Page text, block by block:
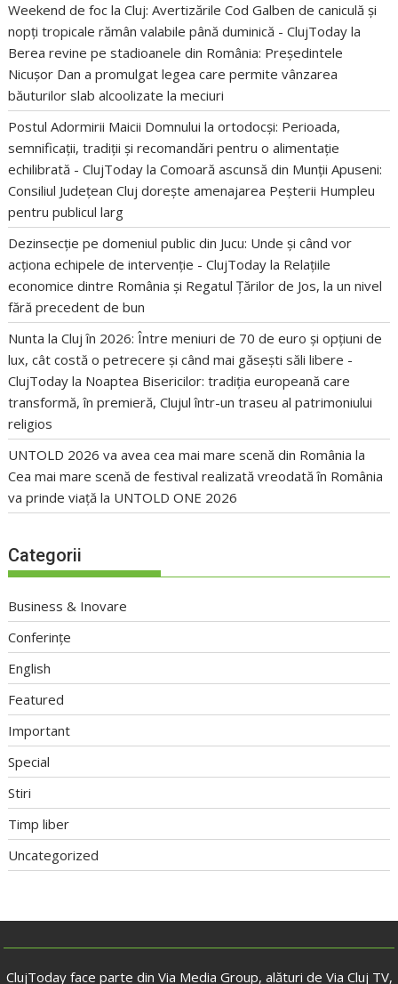
Weekend de foc la Cluj: Avertizările Cod Galben de caniculă și
nopți tropicale rămân valabile până duminică - ClujToday la
Berea revine pe stadioanele din România: Președintele
Nicușor Dan a promulgat legea care permite vânzarea
băuturilor slab alcoolizate la meciuri
Postul Adormirii Maicii Domnului la ortodocși: Perioada,
semnificații, tradiții și recomandări pentru o alimentație
echilibrată - ClujToday laComoară ascunsă din Munții Apuseni:
Consiliul Județean Cluj dorește amenajarea Peșterii Humpleu
pentru publicul larg
Dezinsecție pe domeniul public din Jucu: Unde și când vor
acționa echipele de intervenție - ClujToday la Relațiile
economice dintre România și Regatul Țărilor de Jos, la un nivel
fără precedent de bun
Nunta la Cluj în 2026: Între meniuri de 70 de euro și opțiuni de
lux, cât costă o petrecere și când mai găsești săli libere -
ClujToday la Noaptea Bisericilor: tradiția europeană care
transformă, în premieră, Clujul într-un traseu al patrimoniului
religios
UNTOLD 2026 va avea cea mai mare scenă din România la
Cea mai mare scenă de festival realizată vreodată în România
va prinde viață la UNTOLD ONE 2026
Categorii
Business & Inovare
Conferințe
English
Featured
Important
Special
Stiri
Timp liber
Uncategorized
ClujToday face parte din Via Media Group, alături de Via Cluj TV,